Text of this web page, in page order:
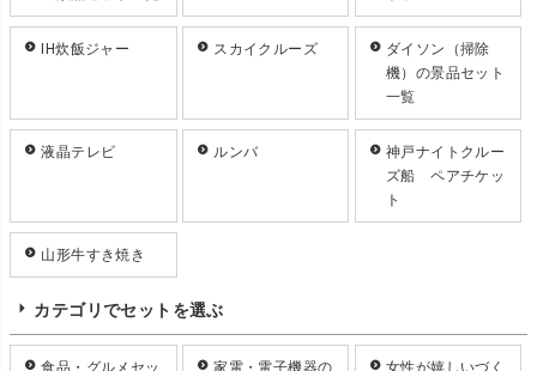
IH炊飯ジャー スカイクルーズ
ダイソン（掃除
機）の景品セット
一覧
液晶テレビ ルンバ
神戸ナイトクルー
ズ船 ペアチケッ
ト
山形牛すき焼き
カテゴリでセットを選ぶ
食品・グルメセッ
家電・電子機器の
女性が嬉しいづく